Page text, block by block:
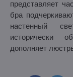
представляет
бра
настенный
исторически
дополняет